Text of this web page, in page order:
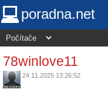
poradna.net
78winlove11
24.11.2025 13:26:52